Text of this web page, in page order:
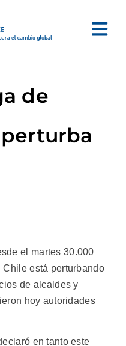
de
el martes 30.000
está perturbando
de alcaldes y
hoy autoridades
en tanto este